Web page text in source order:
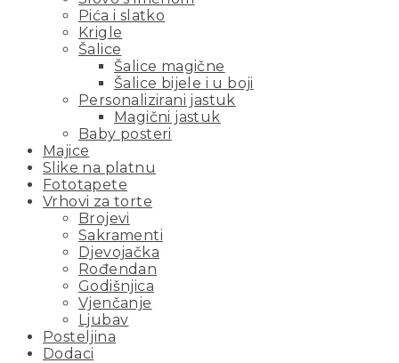
Pića i slatko
Krigle
Šalice
Šalice magične
Šalice bijele i u boji
Personalizirani jastuk
Magični jastuk
Baby posteri
Majice
Slike na platnu
Fototapete
Vrhovi za torte
Brojevi
Sakramenti
Djevojačka
Rođendan
Godišnjica
Vjenčanje
Ljubav
Posteljina
Dodaci